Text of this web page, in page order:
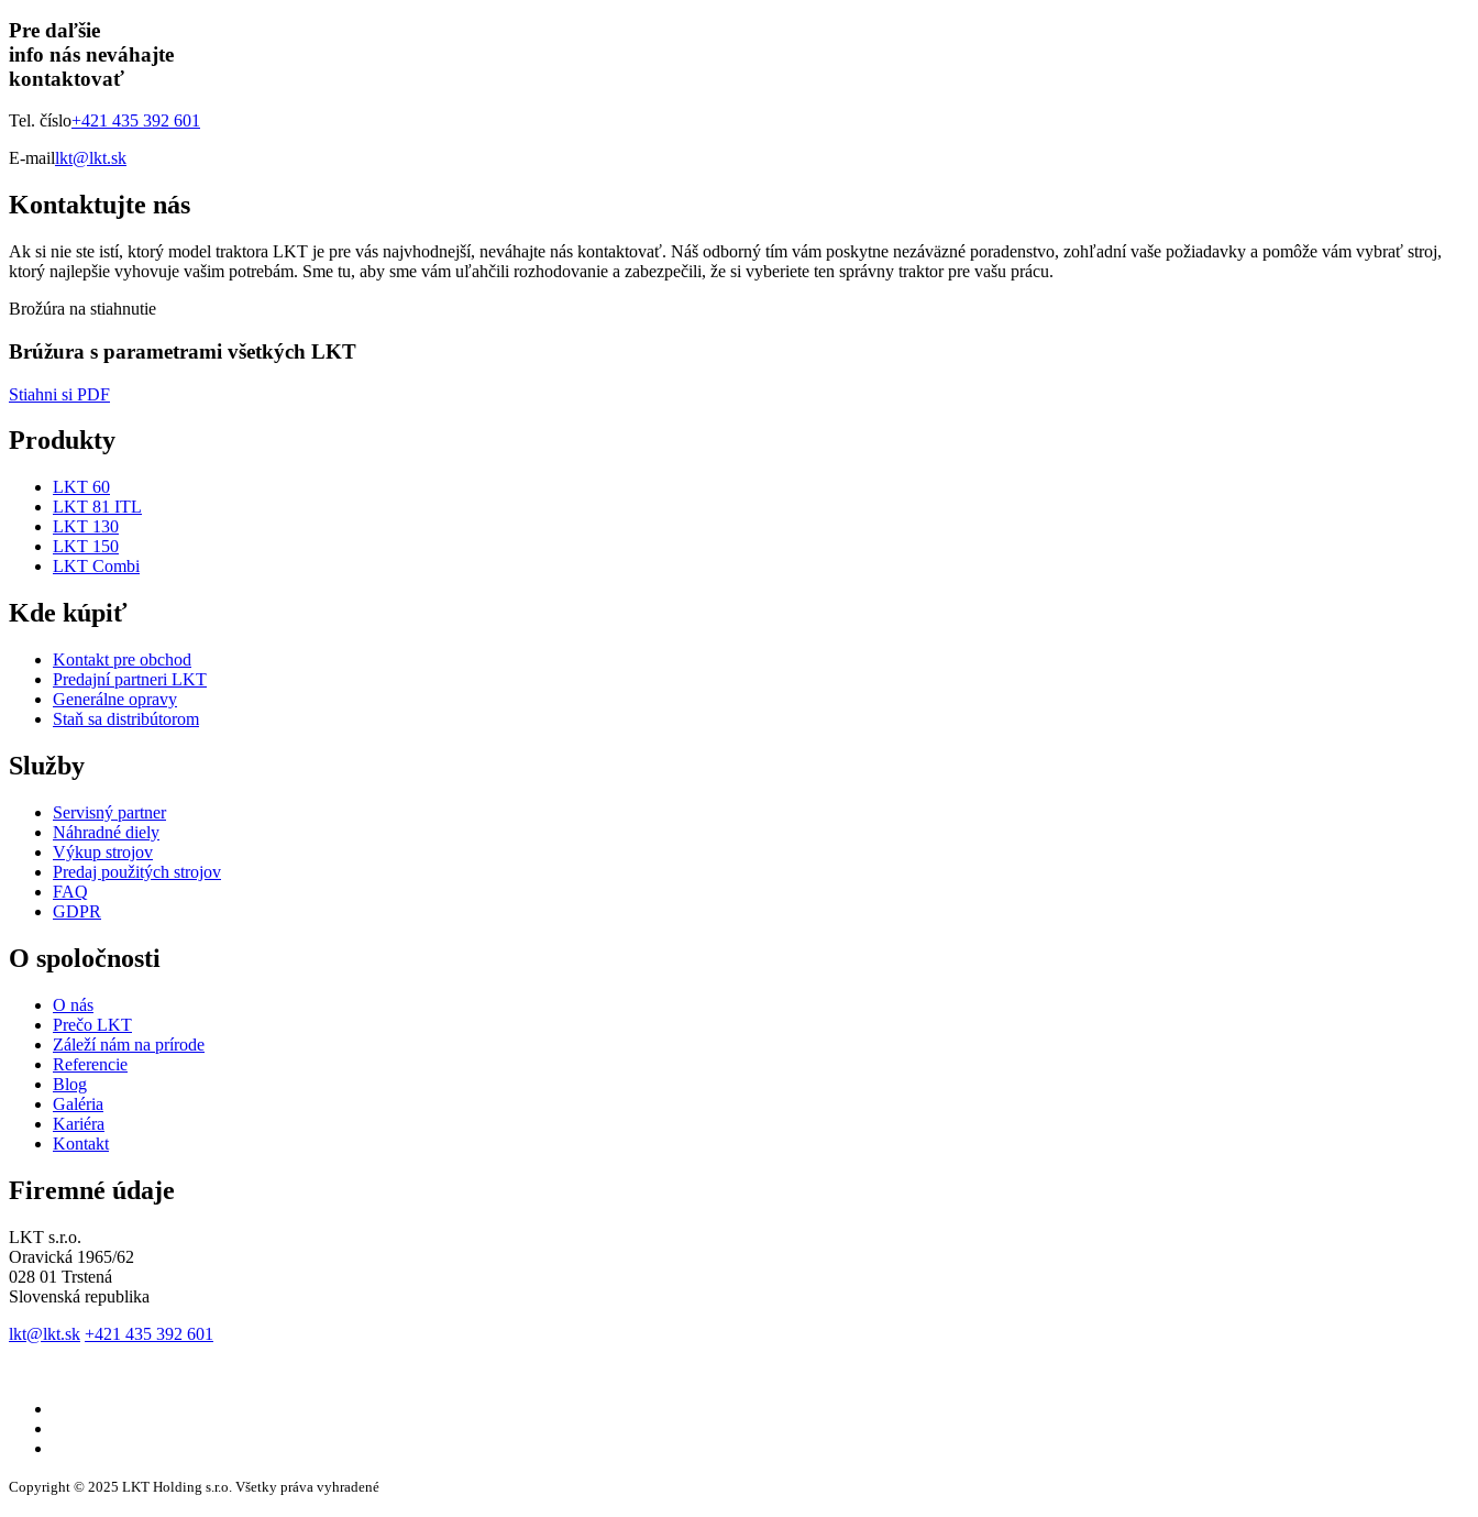
Pre daľšie
info nás neváhajte
kontaktovať
Tel. číslo+421 435 392 601
E-maillkt@lkt.sk
Kontaktujte nás
Ak si nie ste istí, ktorý model traktora LKT je pre vás najvhodnejší, neváhajte nás kontaktovať. Náš odborný tím vám poskytne nezáväzné poradenstvo, zohľadní vaše požiadavky a pomôže vám vybrať stroj,
ktorý najlepšie vyhovuje vašim potrebám. Sme tu, aby sme vám uľahčili rozhodovanie a zabezpečili, že si vyberiete ten správny traktor pre vašu prácu.
Brožúra na stiahnutie
Brúžura s parametrami všetkých LKT
Stiahni si PDF
Produkty
LKT 60
LKT 81 ITL
LKT 130
LKT 150
LKT Combi
Kde kúpiť
Kontakt pre obchod
Predajní partneri LKT
Generálne opravy
Staň sa distribútorom
Služby
Servisný partner
Náhradné diely
Výkup strojov
Predaj použitých strojov
FAQ
GDPR
O spoločnosti
O nás
Prečo LKT
Záleží nám na prírode
Referencie
Blog
Galéria
Kariéra
Kontakt
Firemné údaje
LKT s.r.o.
Oravická 1965/62
028 01 Trstená
Slovenská republika
lkt@lkt.sk +421 435 392 601
Copyright © 2025 LKT Holding s.r.o. Všetky práva vyhradené